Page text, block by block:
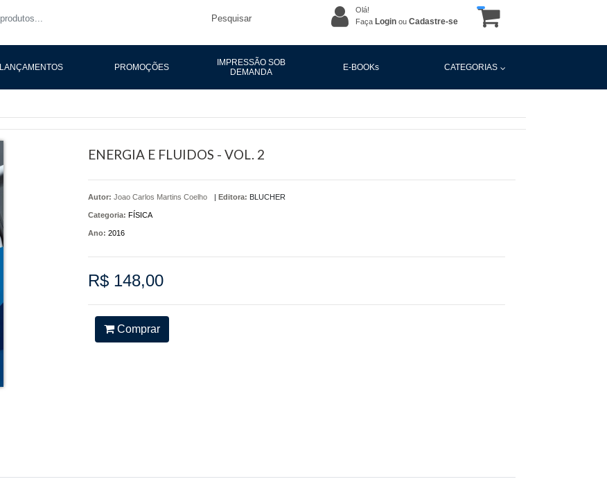
Pesquisar
Olá!
Faça Login ou Cadastre-se
LANÇAMENTOS PROMOÇÕES
IMPRESSÃO SOB
DEMANDA
E-BOOKs CATEGORIAS
ENERGIA E FLUIDOS - VOL. 2
Autor: Joao Carlos Martins Coelho | Editora: BLUCHER
Categoria: FÍSICA
Ano: 2016
R$ 148,00
Comprar